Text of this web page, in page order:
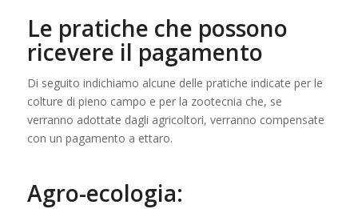
Le pratiche che possono
ricevere il pagamento
Di seguito indichiamo alcune delle pratiche indicate per le
colture di pieno campo e per la zootecnia che, se
verranno adottate dagli agricoltori, verranno compensate
con un pagamento a ettaro.
Agro-ecologia: